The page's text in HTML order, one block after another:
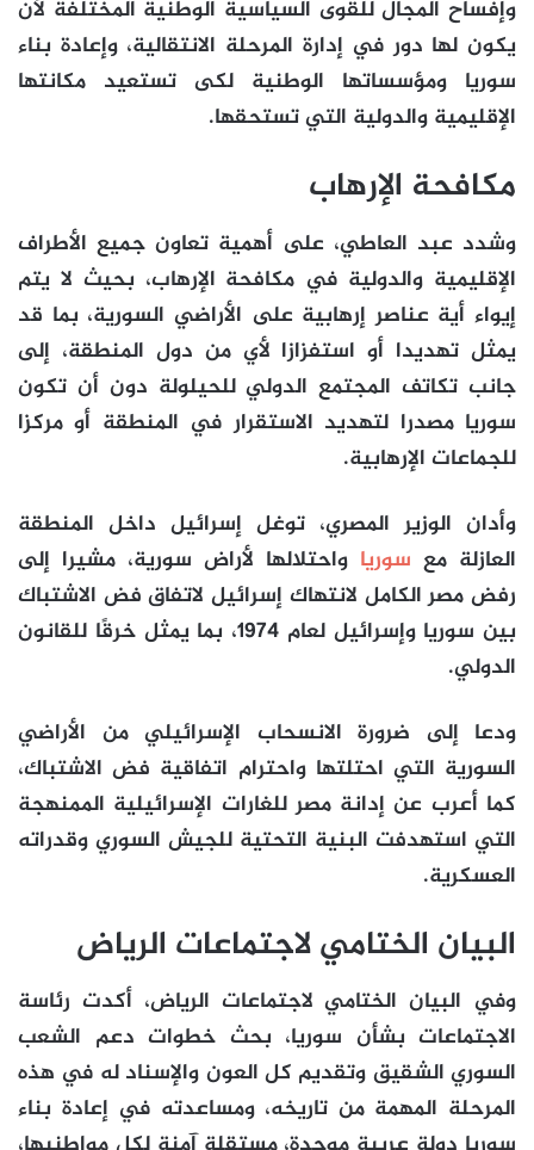
وإفساح المجال للقوى السياسية الوطنية المختلفة لأن
يكون لها دور في إدارة المرحلة الانتقالية، وإعادة بناء
سوريا ومؤسساتها الوطنية لكى تستعيد مكانتها
الإقليمية والدولية التي تستحقها.
مكافحة الإرهاب
وشدد عبد العاطي، على أهمية تعاون جميع الأطراف
الإقليمية والدولية في مكافحة الإرهاب، بحيث لا يتم
إيواء أية عناصر إرهابية على الأراضي السورية، بما قد
يمثل تهديدا أو استفزازا لأي من دول المنطقة، إلى
جانب تكاتف المجتمع الدولي للحيلولة دون أن تكون
سوريا مصدرا لتهديد الاستقرار في المنطقة أو مركزا
للجماعات الإرهابية.
وأدان الوزير المصري، توغل إسرائيل داخل المنطقة
العازلة مع سوريا واحتلالها لأراض سورية، مشيرا إلى
رفض مصر الكامل لانتهاك إسرائيل لاتفاق فض الاشتباك
بين سوريا وإسرائيل لعام 1974، بما يمثل خرقًا للقانون
الدولي.
ودعا إلى ضرورة الانسحاب الإسرائيلي من الأراضي
السورية التي احتلتها واحترام اتفاقية فض الاشتباك،
كما أعرب عن إدانة مصر للغارات الإسرائيلية الممنهجة
التي استهدفت البنية التحتية للجيش السوري وقدراته
العسكرية.
البيان الختامي لاجتماعات الرياض
وفي البيان الختامي لاجتماعات الرياض، أكدت رئاسة
الاجتماعات بشأن سوريا، بحث خطوات دعم الشعب
السوري الشقيق وتقديم كل العون والإسناد له في هذه
المرحلة المهمة من تاريخه، ومساعدته في إعادة بناء